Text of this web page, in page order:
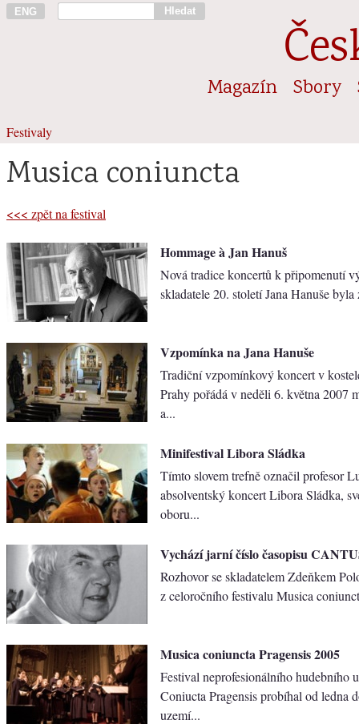
ENG Hledat
Magazín Sbory
Festivaly
Musica coniuncta
<<< zpět na festival
Hommage à Jan Hanuš
Nová tradice koncertů k připomenutí
skladatele 20. století Jana Hanuše byla
Vzpomínka na Jana Hanuše
Tradiční vzpomínkový koncert v
Prahy pořádá v neděli 6. května 2007
a...
Minifestival Libora Sládka
Tímto slovem trefně označil profesor
absolventský koncert Libora Sládka,
oboru...
Vychází jarní číslo časopisu
Rozhovor se skladatelem Zdeňkem
z celoročního festivalu Musica
Musica coniuncta Pragensis 2005
Festival neprofesionálního hudebního
Coniucta Pragensis probíhal od ledna
uzemí...